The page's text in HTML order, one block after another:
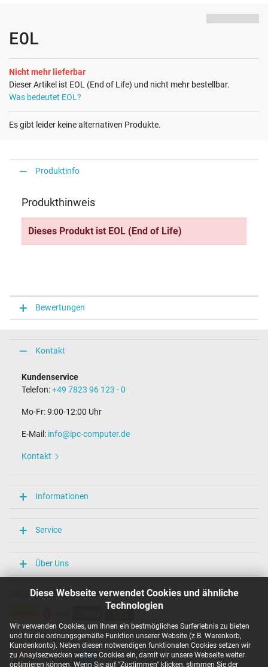
Diese Webseite verwendet Cookies und ähnliche
Technologien
Wir verwenden Cookies, um Ihnen ein bestmögliches Surferlebnis zu bieten
und für die ordnungsgemäße Funktion unserer Website (z.B. Warenkorb,
Kundenkonto). Neben diesen notwendigen funktionalen Cookies setzen wir
zu Anaylsezwecken weitere Cookies ein, damit wir unsere Webseite weiter
optimieren können. Wenn Sie auf "Zustimmen" klicken, stimmen Sie der
EOL
Nicht mehr lieferbar
Dieser Artikel ist EOL (End of Life) und nicht mehr bestellbar.
Was bedeutet EOL?
Es gibt leider keine alternativen Produkte.
Produktinfo
Produkthinweis
Dieses Produkt ist EOL (End of Life)
Bewertungen
Kontakt
Kundenservice
Telefon:+49 7823 96 123 - 0
Mo-Fr: 9:00-12:00 Uhr
E-Mail: info@ipc-computer.de
Kontakt
Informationen
Service
Über Uns
Unsere Versandarten
Unsere Zahlarten